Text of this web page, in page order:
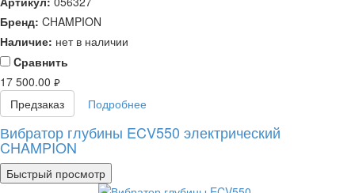
Бренд: CHAMPION
Наличие: нет в наличии
Cравнить
17 500.00 руб.
Предзаказ Подробнее
Вибратор глубины ECV550 электрический
CHAMPION
Быстрый просмотр